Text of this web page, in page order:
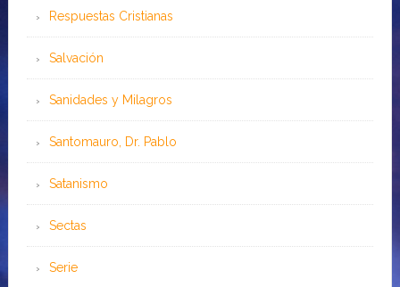
Respuestas Cristianas
Salvación
Sanidades y Milagros
Santomauro, Dr. Pablo
Satanismo
Sectas
Serie